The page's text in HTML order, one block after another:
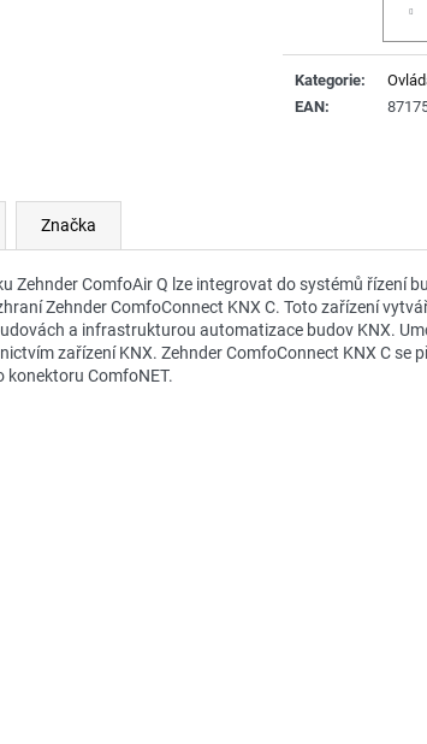
Kategorie:
EAN:
Značka
Zehnder ComfoAir Q lze integrovat do systémů řízení
Zehnder ComfoConnect KNX C. Toto zařízení
a infrastrukturou automatizace budov KNX.
zařízení KNX. Zehnder ComfoConnect KNX C se
konektoru ComfoNET.